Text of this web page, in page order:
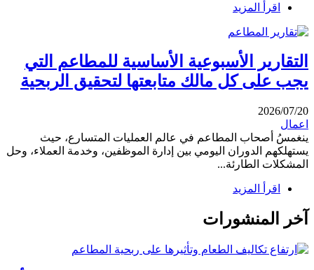
اقرأ المزيد
التقارير الأسبوعية الأساسية للمطاعم التي
يجب على كل مالك متابعتها لتحقيق الربحية
2026/07/20
اعمال
ينغمسُ أصحاب المطاعم في عالم العمليات المتسارع، حيث
يستهلكهم الدوران اليومي بين إدارة الموظفين، وخدمة العملاء، وحل
المشكلات الطارئة...
اقرأ المزيد
آخر المنشورات